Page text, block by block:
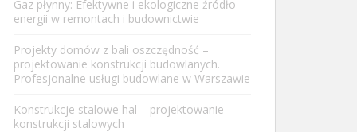
Gaz płynny: Efektywne i ekologiczne źródło
energii w remontach i budownictwie
Projekty domów z bali oszczędność –
projektowanie konstrukcji budowlanych.
Profesjonalne usługi budowlane w Warszawie
Konstrukcje stalowe hal – projektowanie
konstrukcji stalowych